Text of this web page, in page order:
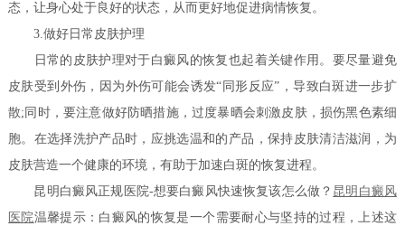
态，让身心处于良好的状态，从而更好地促进病情恢复。
3.做好日常皮肤护理
日常的皮肤护理对于白癜风的恢复也起着关键作用。要尽量避免
皮肤受到外伤，因为外伤可能会诱发“同形反应”，导致白斑进一步扩
散;同时，要注意做好防晒措施，过度暴晒会刺激皮肤，损伤黑色素细
胞。在选择洗护产品时，应挑选温和的产品，保持皮肤清洁滋润，为
皮肤营造一个健康的环境，有助于加速白斑的恢复进程。
昆明白癜风正规医院-想要白癜风快速恢复该怎么做？ 昆明白癜风
医院温馨提示：白癜风的恢复是一个需要耐心与坚持的过程，上述这